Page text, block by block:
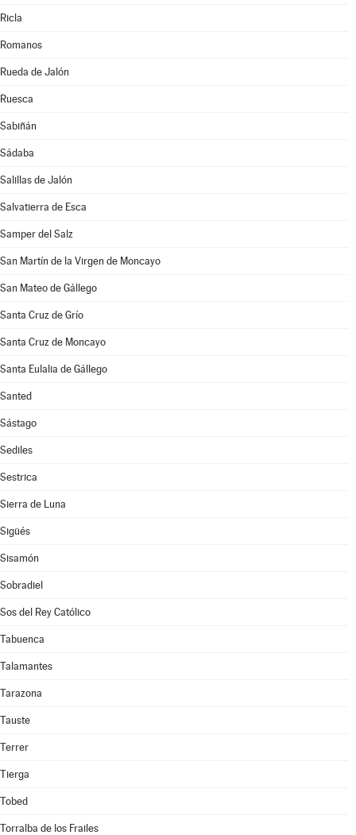
Ricla
Romanos
Rueda de Jalón
Ruesca
Sabiñán
Sádaba
Salillas de Jalón
Salvatierra de Esca
Samper del Salz
San Martín de la Virgen de Moncayo
San Mateo de Gállego
Santa Cruz de Grío
Santa Cruz de Moncayo
Santa Eulalia de Gállego
Santed
Sástago
Sediles
Sestrica
Sierra de Luna
Sigüés
Sisamón
Sobradiel
Sos del Rey Católico
Tabuenca
Talamantes
Tarazona
Tauste
Terrer
Tierga
Tobed
Torralba de los Frailes